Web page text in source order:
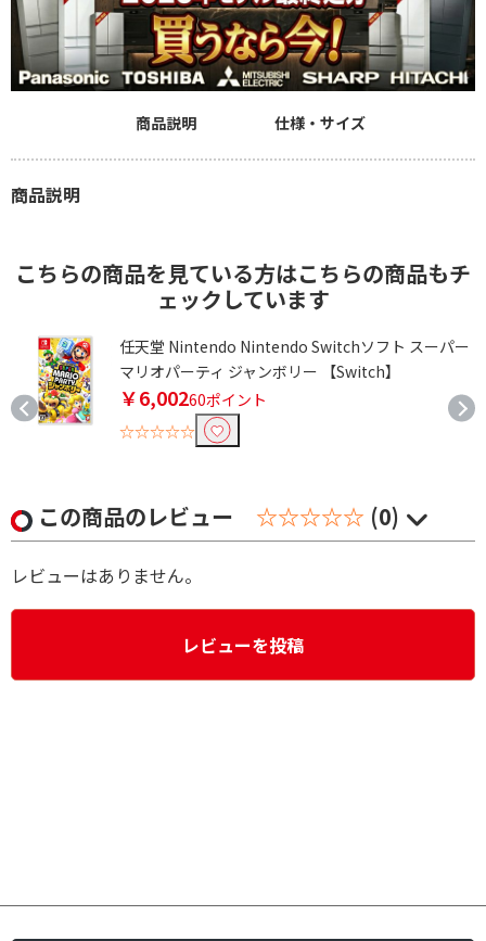
商品説明 仕様・サイズ
商品説明
こちらの商品を見ている方はこちらの商品もチ
ェックしています
任天堂 Nintendo Nintendo Switchソフト スーパー
マリオパーティ ジャンボリー 【Switch】
￥6,00260ポイント
☆☆☆☆☆
この商品のレビュー ☆☆☆☆☆ (0)
レビューはありません。
レビューを投稿